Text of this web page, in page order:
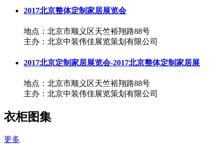
2017北京整体定制家居展览会
地点：北京市顺义区天竺裕翔路88号
主办：北京中装伟佳展览策划有限公司
2017北京定制家居展览会-2017北京整体定制家居展
地点：北京市顺义区天竺裕翔路88号
主办：北京中装伟佳展览策划有限公司
衣柜图集
更多